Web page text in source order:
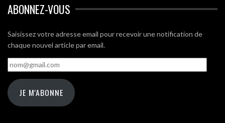
ABONNEZ-VOUS
Saisissez votre adresse email pour recevoir une notification de
chaque nouvel article par email.
nom@gmail.com
JE M'ABONNE